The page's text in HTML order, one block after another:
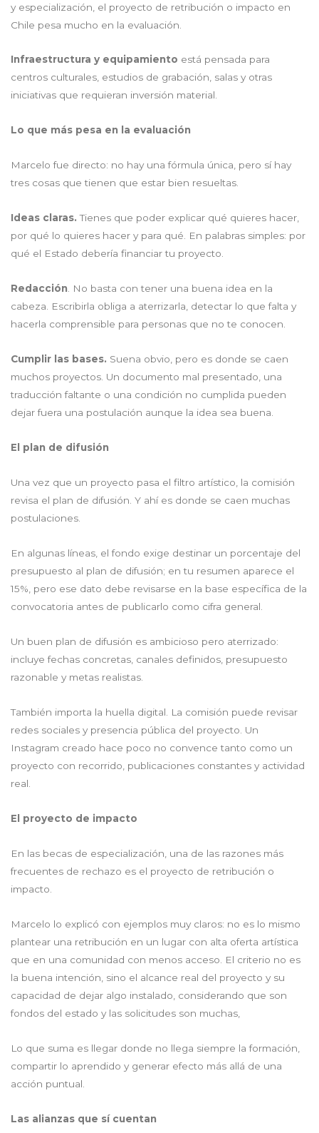
y especialización, el proyecto de retribución o impacto en
Chile pesa mucho en la evaluación.
Infraestructura y equipamiento está pensada para
centros culturales, estudios de grabación, salas y otras
iniciativas que requieran inversión material.
Lo que más pesa en la evaluación
Marcelo fue directo: no hay una fórmula única, pero sí hay
tres cosas que tienen que estar bien resueltas.
Ideas claras. Tienes que poder explicar qué quieres hacer,
por qué lo quieres hacer y para qué. En palabras simples: por
qué el Estado debería financiar tu proyecto.
Redacción. No basta con tener una buena idea en la
cabeza. Escribirla obliga a aterrizarla, detectar lo que falta y
hacerla comprensible para personas que no te conocen.
Cumplir las bases. Suena obvio, pero es donde se caen
muchos proyectos. Un documento mal presentado, una
traducción faltante o una condición no cumplida pueden
dejar fuera una postulación aunque la idea sea buena.
El plan de difusión
Una vez que un proyecto pasa el filtro artístico, la comisión
revisa el plan de difusión. Y ahí es donde se caen muchas
postulaciones.
En algunas líneas, el fondo exige destinar un porcentaje del
presupuesto al plan de difusión; en tu resumen aparece el
15%, pero ese dato debe revisarse en la base específica de la
convocatoria antes de publicarlo como cifra general.
Un buen plan de difusión es ambicioso pero aterrizado:
incluye fechas concretas, canales definidos, presupuesto
razonable y metas realistas.
También importa la huella digital. La comisión puede revisar
redes sociales y presencia pública del proyecto. Un
Instagram creado hace poco no convence tanto como un
proyecto con recorrido, publicaciones constantes y actividad
real.
El proyecto de impacto
En las becas de especialización, una de las razones más
frecuentes de rechazo es el proyecto de retribución o
impacto.
Marcelo lo explicó con ejemplos muy claros: no es lo mismo
plantear una retribución en un lugar con alta oferta artística
que en una comunidad con menos acceso. El criterio no es
la buena intención, sino el alcance real del proyecto y su
capacidad de dejar algo instalado, considerando que son
fondos del estado y las solicitudes son muchas,
Lo que suma es llegar donde no llega siempre la formación,
compartir lo aprendido y generar efecto más allá de una
acción puntual.
Las alianzas que sí cuentan